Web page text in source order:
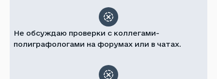
Не обсуждаю проверки с коллегами-
полиграфологами на форумах или в чатах.